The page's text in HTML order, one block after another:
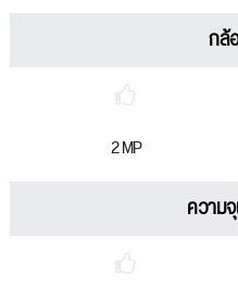
กล้
2 MP
ความ